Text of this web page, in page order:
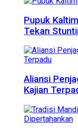
Pupuk
Tekan
Aliansi
Kajian